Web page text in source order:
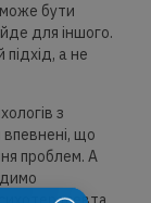
бути
для іншого.
а не
з
що
проблем. А